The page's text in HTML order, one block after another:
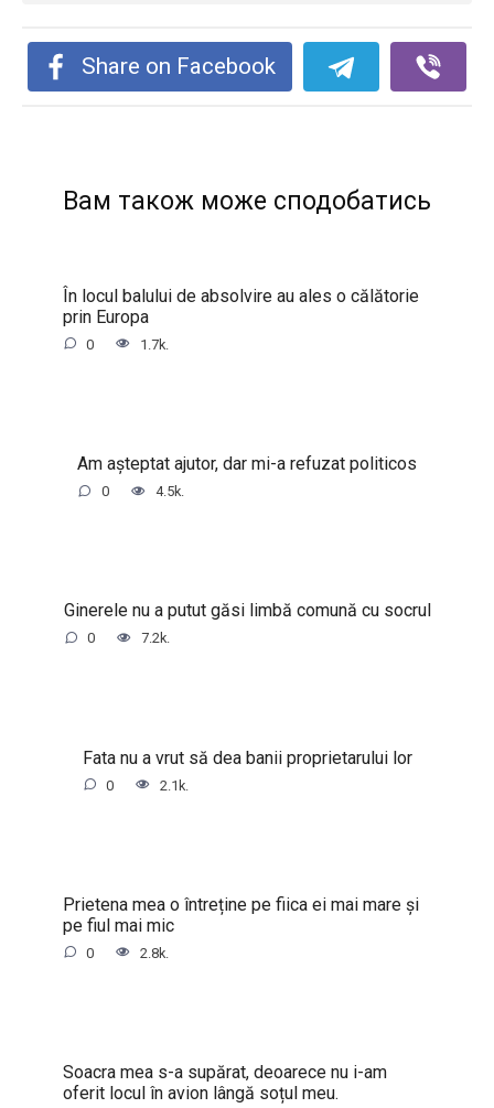
Share on Facebook
Вам також може сподобатись
În locul balului de absolvire au ales o călătorie
prin Europa
0 1.7k.
Am așteptat ajutor, dar mi-a refuzat politicos
0 4.5k.
Ginerele nu a putut găsi limbă comună cu socrul
0 7.2k.
Fata nu a vrut să dea banii proprietarului lor
0 2.1k.
Prietena mea o întreține pe fiica ei mai mare și
pe fiul mai mic
0 2.8k.
Soacra mea s-a supărat, deoarece nu i-am
oferit locul în avion lângă soțul meu.